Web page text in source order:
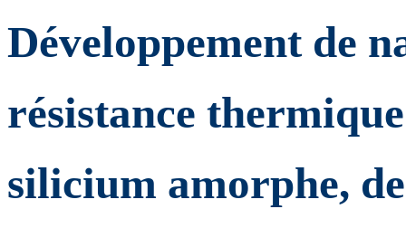
Développement de
résistance
silicium amorphe,